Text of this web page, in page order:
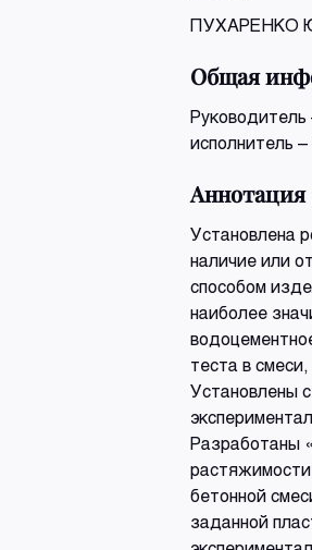
ПУХАРЕНКО
Общая
исполнитель
Аннотация
Установлена
наличие или
способом
наиболее
теста в
Установлены
Разработаны
бетонной
заданной